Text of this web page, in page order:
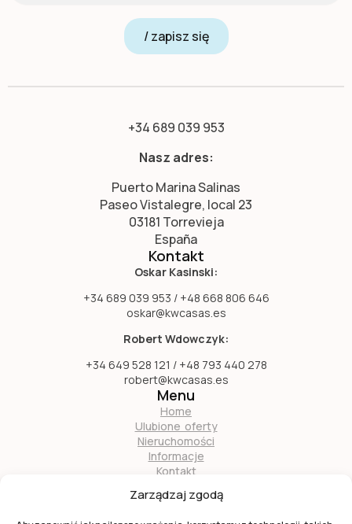
Zarządzaj zgodą
/ zapisz się
+34 689 039 953
Nasz adres:
Puerto Marina Salinas
Paseo Vistalegre, local 23
03181 Torrevieja
España
Kontakt
Oskar Kasinski:
+34 689 039 953 / +48 668 806 646
oskar@kwcasas.es
Robert Wdowczyk:
+34 649 528 121 / +48 793 440 278
robert@kwcasas.es
Menu
Home
Ulubione oferty
Nieruchomości
Informacje
Kontakt
Zostań naszym partnerem